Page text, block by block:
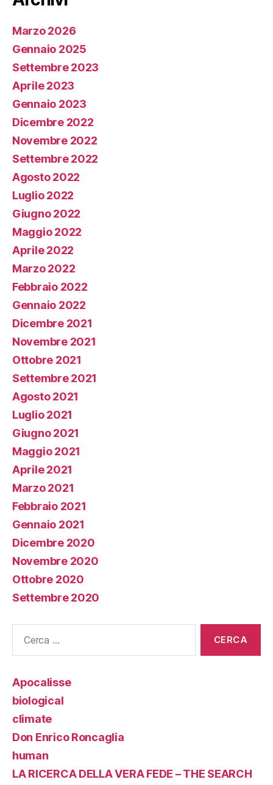
Marzo 2026
Gennaio 2025
Settembre 2023
Aprile 2023
Gennaio 2023
Dicembre 2022
Novembre 2022
Settembre 2022
Agosto 2022
Luglio 2022
Giugno 2022
Maggio 2022
Aprile 2022
Marzo 2022
Febbraio 2022
Gennaio 2022
Dicembre 2021
Novembre 2021
Ottobre 2021
Settembre 2021
Agosto 2021
Luglio 2021
Giugno 2021
Maggio 2021
Aprile 2021
Marzo 2021
Febbraio 2021
Gennaio 2021
Dicembre 2020
Novembre 2020
Ottobre 2020
Settembre 2020
Apocalisse
biological
climate
Don Enrico Roncaglia
human
LA RICERCA DELLA VERA FEDE – THE SEARCH